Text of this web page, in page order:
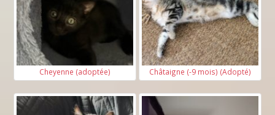
Cheyenne (adoptée) Châtaigne (-9 mois) (Adopté)